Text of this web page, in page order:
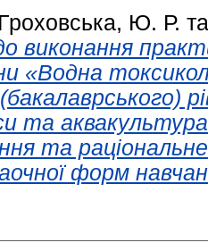
Гроховська, Ю. Р.
виконання
«Водна
та
та
форм